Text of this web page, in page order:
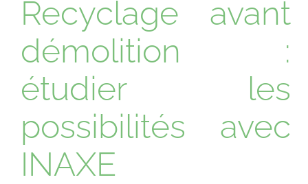
Recyclage avant
démolition :
étudier les
possibilités avec
INAXE